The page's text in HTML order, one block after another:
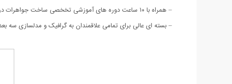
– همراه با ۱۰ ساعت دوره های آموزشی تخخصی ساخت جواهرات در راینو به زبان انگلیسی
– بسته ای عالی برای تمامی علاقمندان به گرافیک و مدلسازی